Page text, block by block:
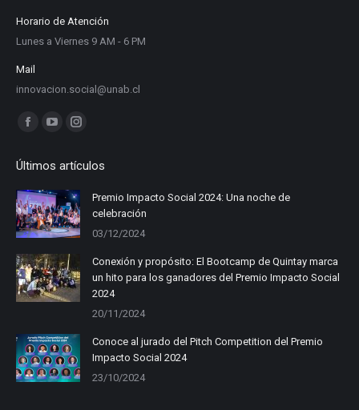
Horario de Atención
Lunes a Viernes 9 AM - 6 PM
Mail
innovacion.social@unab.cl
Find us on:
Facebook
opens
in
new
window
YouTube
opens
in
new
window
Instagram
opens
in
new
window
Últimos artículos
Premio Impacto Social 2024: Una noche de
celebración
03/12/2024
Conexión y propósito: El Bootcamp de Quintay marca
un hito para los ganadores del Premio Impacto Social
2024
20/11/2024
Conoce al jurado del Pitch Competition del Premio
Impacto Social 2024
23/10/2024